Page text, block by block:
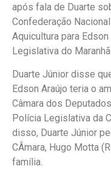
após fala de Duarte
Confederação
Aquicultura para
Legislativa do
Duarte Júnior disse
Edson Araújo teria o
Câmara dos
Polícia Legislativa da
disso, Duarte Júnior
CÂmara, Hugo Motta
família.